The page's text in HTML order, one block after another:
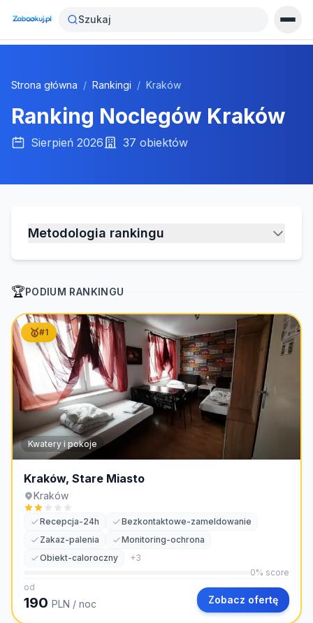
Szukaj
Strona główna / Rankingi / Kraków
Ranking Noclegów Kraków
Sierpień 2026 37 obiektów
Metodologia rankingu
🏆PODIUM RANKINGU
🥇#1
Kwatery i pokoje
Kraków, Stare Miasto
Kraków
Recepcja-24h
Bezkontaktowe-zameldowanie
Zakaz-palenia
Monitoring-ochrona
Obiekt-caloroczny
+3
0% score
od
190 PLN / noc Zobacz ofertę